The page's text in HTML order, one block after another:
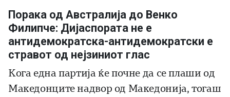
Порака од Австралија до Венко
Филипче: Дијаспората не е
антидемократска-антидемократски е
стравот од нејзиниот глас
Кога една партија ќе почне да се плаши од
Македонците надвор од Македонија, тогаш